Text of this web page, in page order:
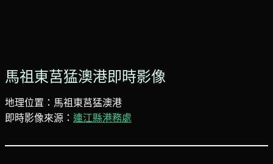
馬祖東莒猛澳港即時影像
地理位置：馬祖東莒猛澳港
即時影像來源： 連江縣港務處